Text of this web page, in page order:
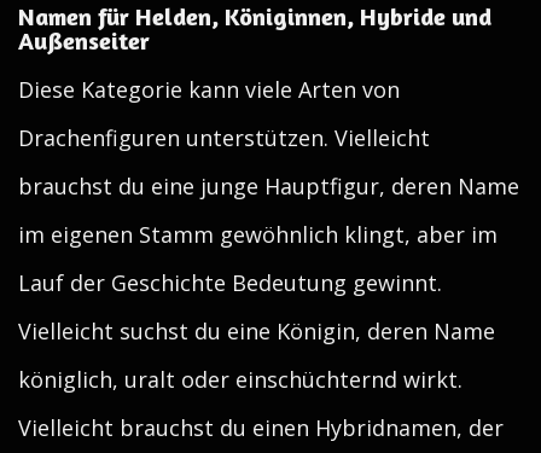
Namen für Helden, Königinnen, Hybride und
Außenseiter
Diese Kategorie kann viele Arten von
Drachenfiguren unterstützen. Vielleicht
brauchst du eine junge Hauptfigur, deren Name
im eigenen Stamm gewöhnlich klingt, aber im
Lauf der Geschichte Bedeutung gewinnt.
Vielleicht suchst du eine Königin, deren Name
königlich, uralt oder einschüchternd wirkt.
Vielleicht brauchst du einen Hybridnamen, der